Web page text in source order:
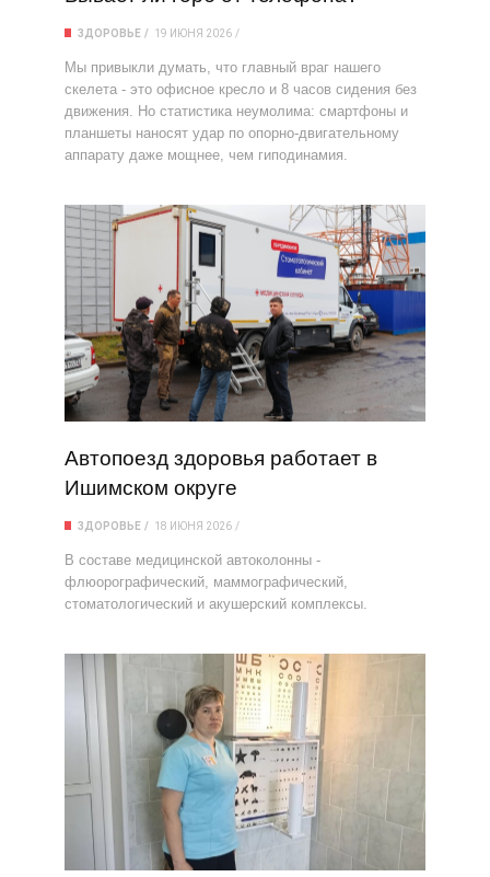
ЗДОРОВЬЕ 19 ИЮНЯ 2026
Мы привыкли думать, что главный враг нашего
скелета - это офисное кресло и 8 часов сидения без
движения. Но статистика неумолима: смартфоны и
планшеты наносят удар по опорно-двигательному
аппарату даже мощнее, чем гиподинамия.
Автопоезд здоровья работает в
Ишимском округе
ЗДОРОВЬЕ 18 ИЮНЯ 2026
В составе медицинской автоколонны -
флюорографический, маммографический,
стоматологический и акушерский комплексы.